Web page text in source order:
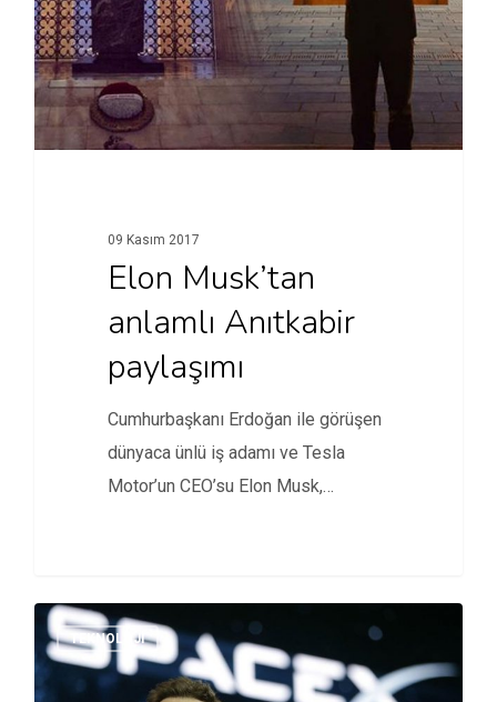
09 Kasım 2017
Elon Musk’tan
anlamlı Anıtkabir
paylaşımı
Cumhurbaşkanı Erdoğan ile görüşen
dünyaca ünlü iş adamı ve Tesla
Motor’un CEO’su Elon Musk,
TEKNOLOJI